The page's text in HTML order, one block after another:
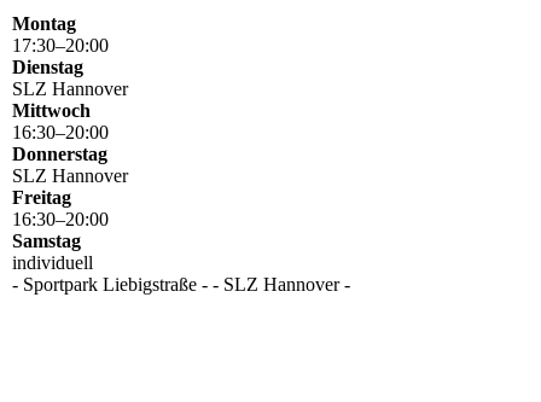
Montag
17:30–20:00
Dienstag
SLZ Hannover
Mittwoch
16:30–20:00
Donnerstag
SLZ Hannover
Freitag
16:30–20:00
Samstag
individuell
- Sportpark Liebigstraße - - SLZ Hannover -